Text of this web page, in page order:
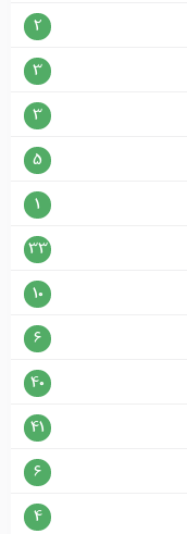
2
3
3
5
1
33
10
6
40
41
6
4